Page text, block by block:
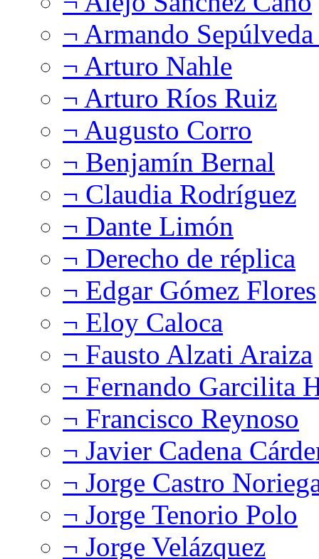
¬ Armando
¬ Arturo Nahle
¬ Arturo Ríos Ruiz
¬ Augusto Corro
¬ Benjamín Bernal
¬ Claudia Rodríguez
¬ Dante Limón
¬ Derecho de réplica
¬ Edgar Gómez Flores
¬ Eloy Caloca
¬ Fausto Alzati Araiza
¬ Fernando Garcilita
¬ Francisco Reynoso
¬ Javier Cadena
¬ Jorge Castro
¬ Jorge Tenorio Polo
¬ Jorge Velázquez